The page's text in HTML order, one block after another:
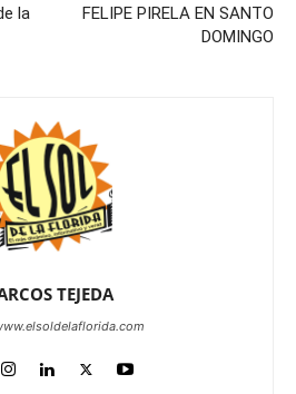
la
FELIPE PIRELA EN SANTO
DOMINGO
TEJEDA